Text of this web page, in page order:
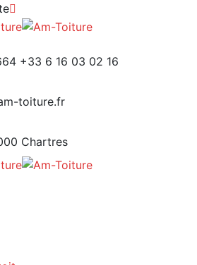
+33 6 16 03 02 16
toiture.fr
Chartres